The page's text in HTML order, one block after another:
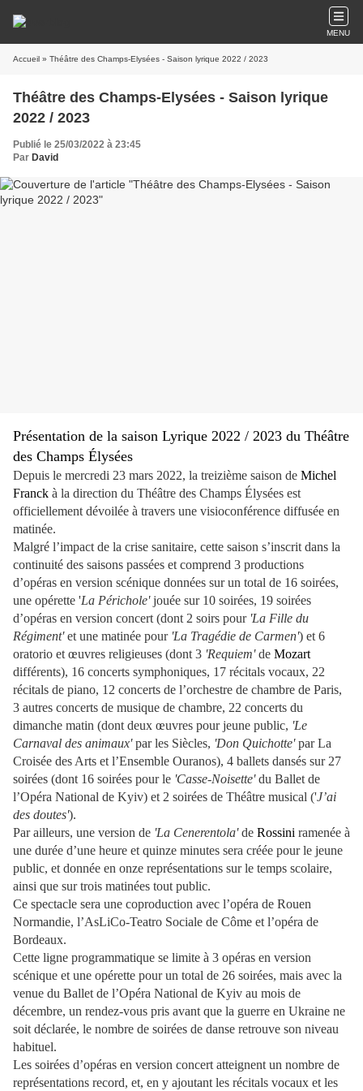
MENU
Accueil » Théâtre des Champs-Elysées - Saison lyrique 2022 / 2023
Théâtre des Champs-Elysées - Saison lyrique
2022 / 2023
Publié le 25/03/2022 à 23:45
Par David
Présentation de la saison Lyrique 2022 / 2023 du Théâtre
des Champs Élysées
Depuis le mercredi 23 mars 2022, la treizième saison de Michel
Franck à la direction du Théâtre des Champs Élysées est
officiellement dévoilée à travers une visioconférence diffusée en
matinée.
Malgré l’impact de la crise sanitaire, cette saison s’inscrit dans la
continuité des saisons passées et comprend 3 productions
d’opéras en version scénique données sur un total de 16 soirées,
une opérette 'La Périchole'jouée sur 10 soirées, 19 soirées
d’opéras en version concert (dont 2 soirs pour 'La Fille du
Régiment'et une matinée pour 'La Tragédie de Carmen') et 6
oratorio et œuvres religieuses (dont 3 'Requiem'de Mozart
différents), 16 concerts symphoniques, 17 récitals vocaux, 22
récitals de piano, 12 concerts de l’orchestre de chambre de Paris,
3 autres concerts de musique de chambre, 22 concerts du
dimanche matin (dont deux œuvres pour jeune public, 'Le
Carnaval des animaux'par les Siècles, 'Don Quichotte'par La
Croisée des Arts et l’Ensemble Ouranos), 4 ballets dansés sur 27
soirées (dont 16 soirées pour le 'Casse-Noisette'du Ballet de
l’Opéra National de Kyiv) et 2 soirées de Théâtre musical ('J’ai
des doutes').
Par ailleurs, une version de 'La Cenerentola'de Rossini ramenée à
une durée d’une heure et quinze minutes sera créée pour le jeune
public, et donnée en onze représentations sur le temps scolaire,
ainsi que sur trois matinées tout public.
Ce spectacle sera une coproduction avec l’opéra de Rouen
Normandie, l’AsLiCo-Teatro Sociale de Côme et l’opéra de
Bordeaux.
Cette ligne programmatique se limite à 3 opéras en version
scénique et une opérette pour un total de 26 soirées, mais avec la
venue du Ballet de l’Opéra National de Kyiv au mois de
décembre, un rendez-vous pris avant que la guerre en Ukraine ne
soit déclarée, le nombre de soirées de danse retrouve son niveau
habituel.
Les soirées d’opéras en version concert atteignent un nombre de
représentations record, et, en y ajoutant les récitals vocaux et les